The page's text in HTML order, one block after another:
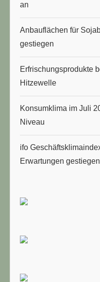
an
Anbauflächen für
gestiegen
Erfrischungsprodukte
Hitzewelle
Konsumklima im Juli
Niveau
ifo
Erwartungen gestiegen